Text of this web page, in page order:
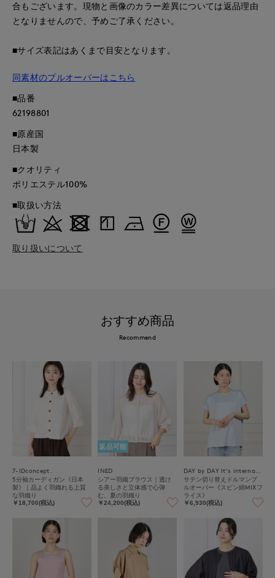
合もございます。現物と画像のカラー差異については返品理由
となりませんので、予めご了承ください。
■サイズ表記はあくまで目安となります。
同素材のプルオーバーはこちら
■品番
62198801
■原産国
日本製
■クオリティ
ポリエステル100%
■取扱い方法
取り扱いについて
おすすめ商品
Recommend
7-IDconcept.
5分袖カーディガン《日本
製》｜品よく羽織れる上質
な羽織り
￥18,700(税込)
返品可能
INED
シアー羽織ブラウス｜透け
る美しさと立体感で心弾
む、夏の羽織り
￥24,200(税込)
サテン切り替えドルマンプ
ルオーバー《スビン綿MIXフ
ライス》
￥6,930(税込)